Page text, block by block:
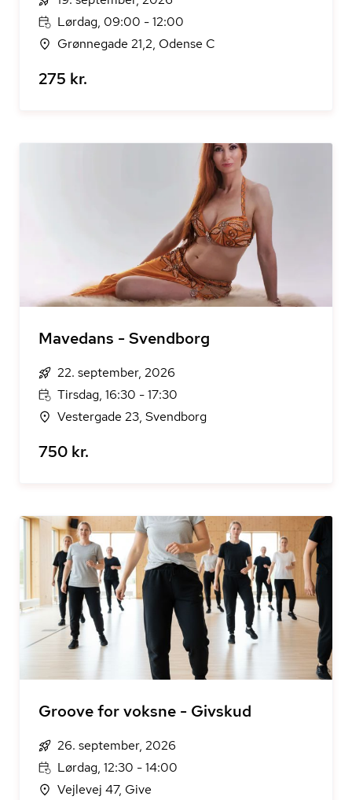
Lørdag, 09:00 - 12:00
Grønnegade 21,2, Odense C
275 kr.
Mavedans - Svendborg
22. september, 2026
Tirsdag, 16:30 - 17:30
Vestergade 23, Svendborg
750 kr.
Groove for voksne - Givskud
26. september, 2026
Lørdag, 12:30 - 14:00
Vejlevej 47, Give